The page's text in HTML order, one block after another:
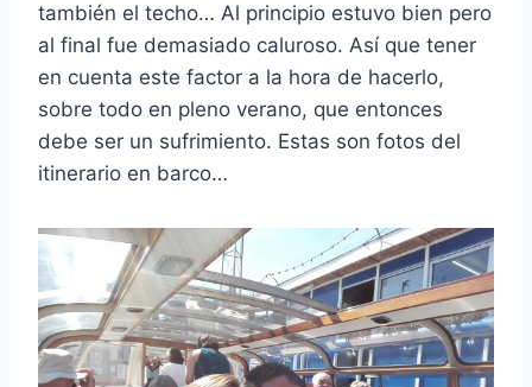
también el techo… Al principio estuvo bien pero
al final fue demasiado caluroso. Así que tener
en cuenta este factor a la hora de hacerlo,
sobre todo en pleno verano, que entonces
debe ser un sufrimiento. Estas son fotos del
itinerario en barco…